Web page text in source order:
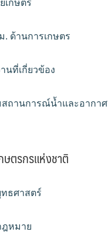
เกษตร
. ด้านการเกษตร
นที่เกี่ยวข้อง
สถานการณ์น้ำและอากาศ
ษตรกรแห่งชาติ
ธศาสตร์
หมาย